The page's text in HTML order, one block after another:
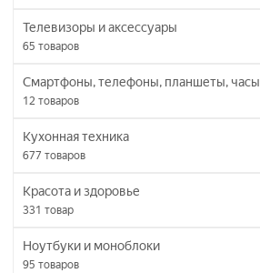
Телевизоры и аксессуары
65 товаров
Смартфоны, телефоны, планшеты, часы
12 товаров
Кухонная техника
677 товаров
Красота и здоровье
331 товар
Ноутбуки и моноблоки
95 товаров